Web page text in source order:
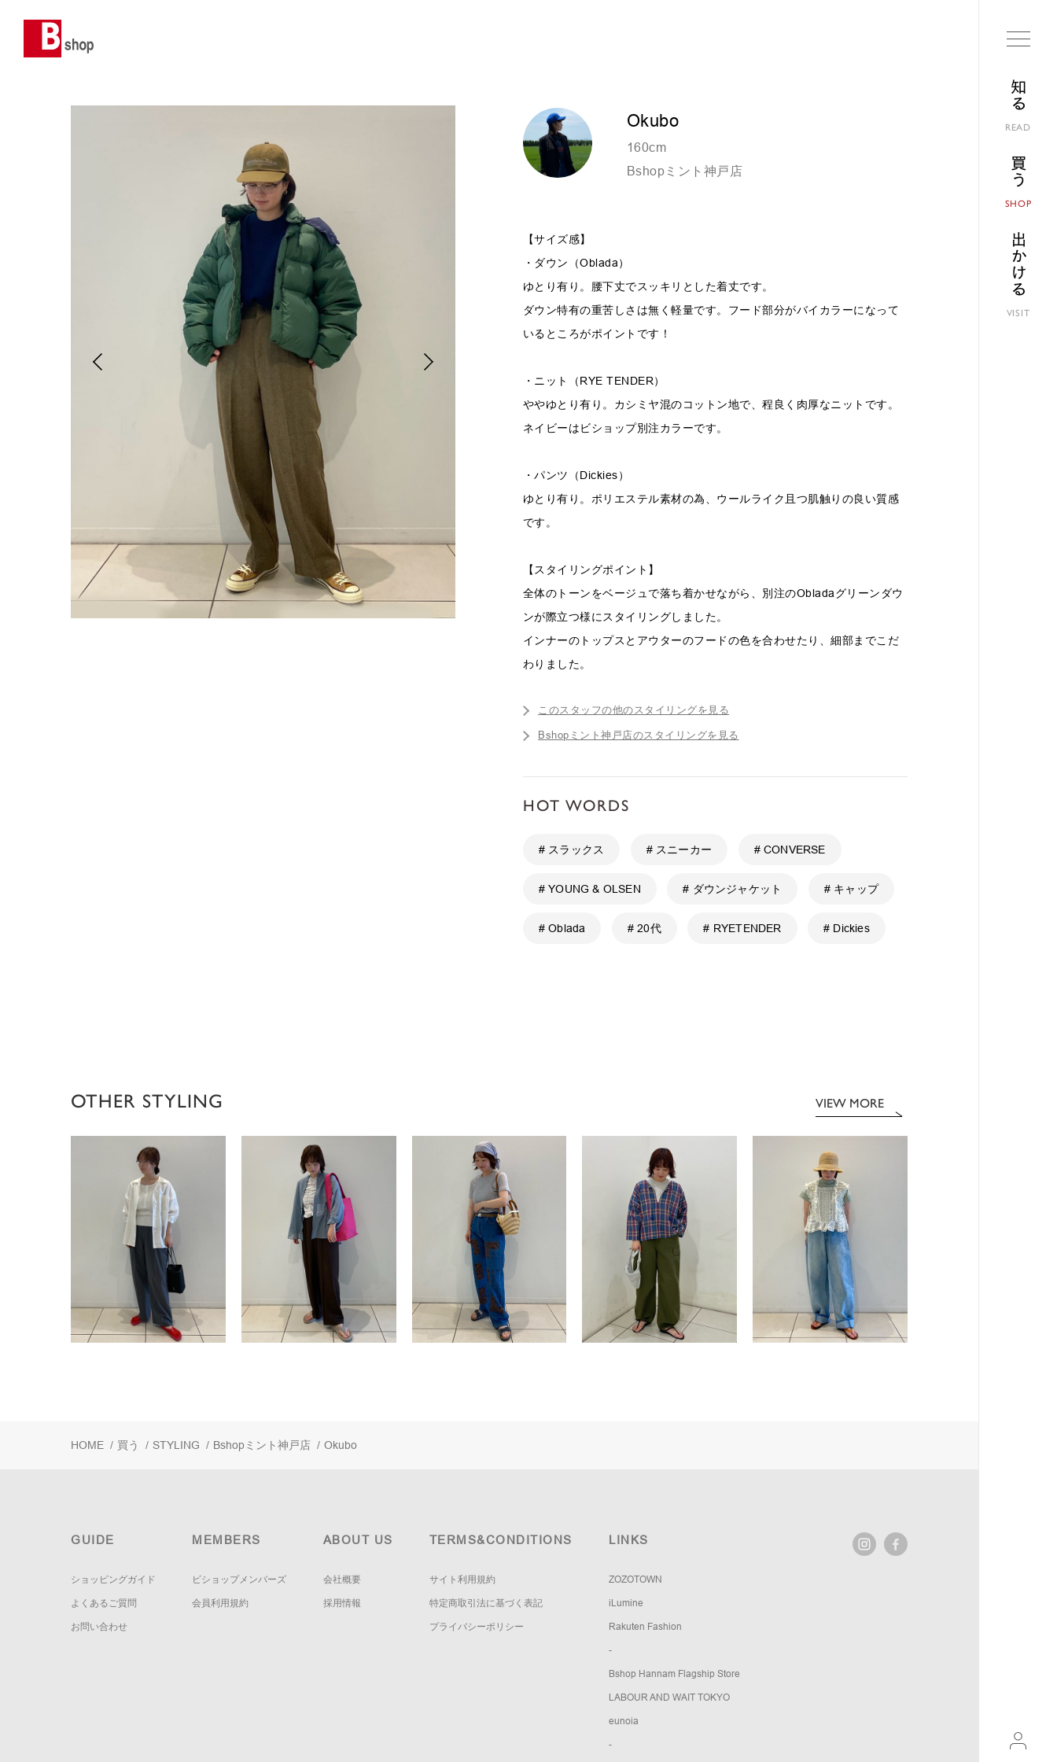
知る
READ
買う
SHOP
出かける
VISIT
Okubo
160cm
Bshopミント神戸店
【サイズ感】
・ダウン（Oblada）
ゆとり有り。腰下丈でスッキリとした着丈です。
ダウン特有の重苦しさは無く軽量です。フード部分がバイカラーになって
いるところがポイントです！
・ニット（RYE TENDER）
ややゆとり有り。カシミヤ混のコットン地で、程良く肉厚なニットです。
ネイビーはビショップ別注カラーです。
・パンツ（Dickies）
ゆとり有り。ポリエステル素材の為、ウールライク且つ肌触りの良い質感
です。
【スタイリングポイント】
全体のトーンをベージュで落ち着かせながら、別注のObladaグリーンダウ
ンが際立つ様にスタイリングしました。
インナーのトップスとアウターのフードの色を合わせたり、細部までこだ
わりました。
このスタッフの他のスタイリングを見る
Bshopミント神戸店のスタイリングを見る
HOT WORDS
# スラックス # スニーカー # CONVERSE
# YOUNG & OLSEN # ダウンジャケット # キャップ
# Oblada # 20代 # RYETENDER # Dickies
OTHER STYLING VIEW MORE
HOME / 買う / STYLING / Bshopミント神戸店 / Okubo
GUIDE
ショッピングガイド
よくあるご質問
お問い合わせ
MEMBERS
ビショップメンバーズ
会員利用規約
ABOUT US
会社概要
採用情報
TERMS&CONDITIONS
サイト利用規約
特定商取引法に基づく表記
プライバシーポリシー
LINKS
ZOZOTOWN
iLumine
Rakuten Fashion
-
Bshop Hannam Flagship Store
LABOUR AND WAIT TOKYO
eunoia
-